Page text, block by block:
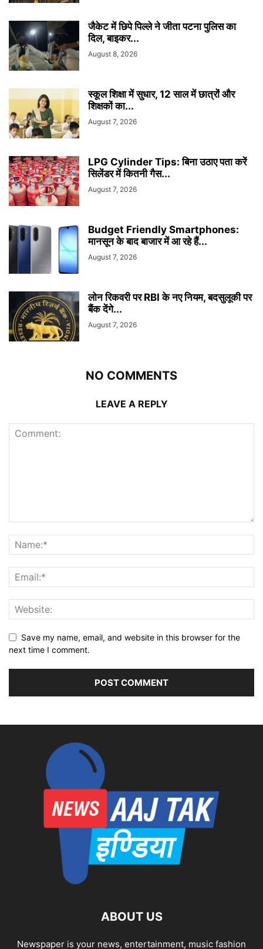
जैकेट में छिपे पिल्ले ने जीता पटना पुलिस का
दिल, बाइकर...
August 8, 2026
स्कूल शिक्षा में सुधार, 12 साल में छात्रों और
शिक्षकों का...
August 7, 2026
LPG Cylinder Tips: बिना उठाए पता करें
सिलेंडर में कितनी गैस...
August 7, 2026
Budget Friendly Smartphones:
मानसून के बाद बाजार में आ रहे हैं...
August 7, 2026
लोन रिकवरी पर RBI के नए नियम, बदसुलूकी पर
बैंक देंगे...
August 7, 2026
NO COMMENTS
LEAVE A REPLY
Save my name, email, and website in this browser for the
next time I comment.
ABOUT US
Newspaper is your news, entertainment, music fashion